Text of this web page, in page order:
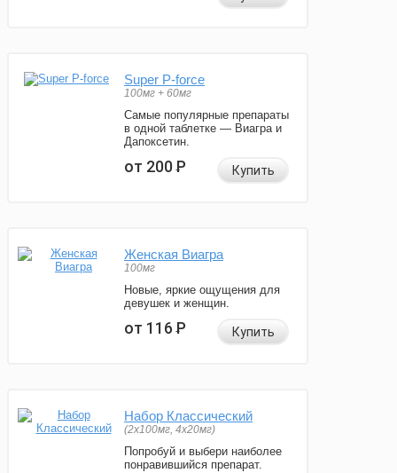
Super P-force
100мг + 60мг
Самые популярные препараты
в одной таблетке — Виагра и
Дапоксетин.
от 200Р Купить
Женская Виагра
100мг
Новые, яркие ощущения для
девушек и женщин.
от 116Р Купить
Набор Классический
(2x100мг, 4x20мг)
Попробуй и выбери наиболее
понравившийся препарат.